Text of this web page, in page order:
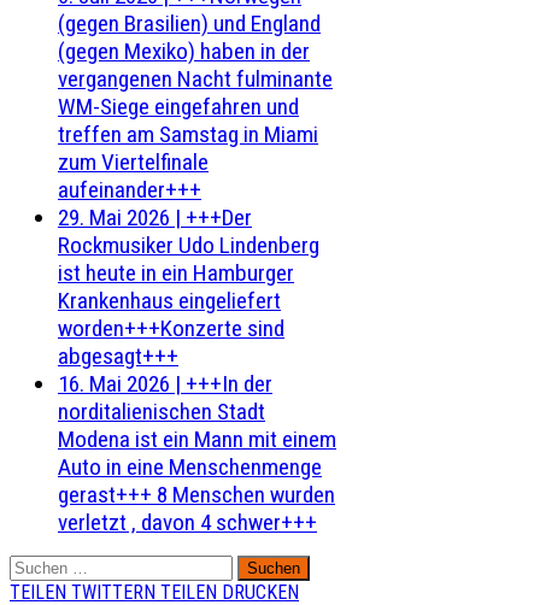
(gegen Brasilien) und England
(gegen Mexiko) haben in der
vergangenen Nacht fulminante
WM-Siege eingefahren und
treffen am Samstag in Miami
zum Viertelfinale
aufeinander+++
29. Mai 2026 | +++Der
Rockmusiker Udo Lindenberg
ist heute in ein Hamburger
Krankenhaus eingeliefert
worden+++Konzerte sind
abgesagt+++
16. Mai 2026 | +++In der
norditalienischen Stadt
Modena ist ein Mann mit einem
Auto in eine Menschenmenge
gerast+++ 8 Menschen wurden
verletzt , davon 4 schwer+++
Suchen
nach:
TEILEN TWITTERN TEILEN DRUCKEN